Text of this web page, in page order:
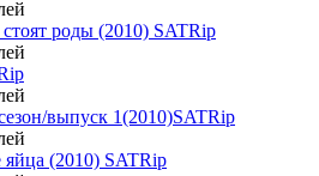
роды (2010) SATRip
выпуск 1(2010)SATRip
(2010) SATRip